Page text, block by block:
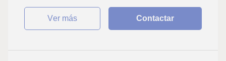
ver más Contactar